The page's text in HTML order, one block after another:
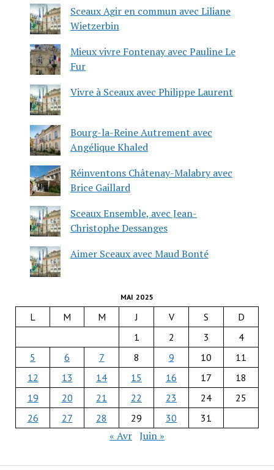
Sceaux Agir en commun avec Liliane
Wietzerbin
Mieux vivre Fontenay avec Pauline Le
Fur
Vivre à Sceaux avec Philippe Laurent
Bourg-la-Reine Autrement avec
Angélique Khaled
Réinventons Châtenay-Malabry avec
Brice Gaillard
Sceaux Ensemble, avec Jean-
Christophe Dessanges
Aimer Sceaux avec Maud Bonté
MAI 2025
L M M J V S
D
1
2 3
4
5
6 7 8 9 10
11
12
13 14 15 16 17
18
19
20 21 22 23 24
25
26
27 28 29 30 31
« Avr Juin »